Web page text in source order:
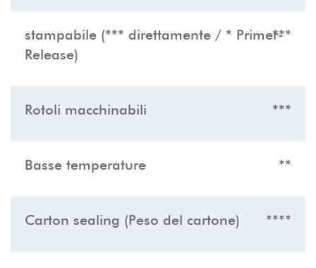
stampabile (*** direttamente / * Primer-
Release)
***
Rotoli macchinabili ***
Basse temperature **
Carton sealing (Peso del cartone) ****